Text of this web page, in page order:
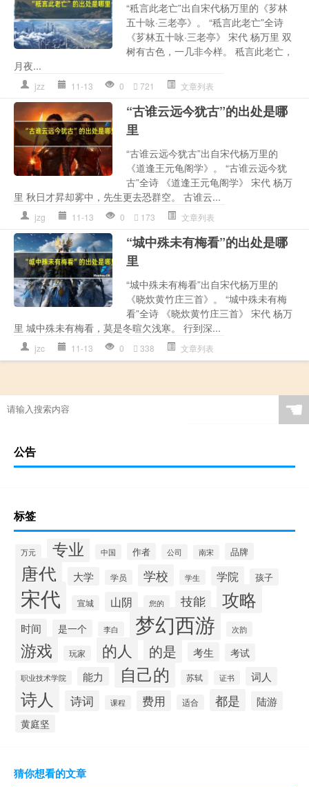
“秪言此老亡”出自宋代杨万里的《芗林
五十咏·三老亭》。 “秪言此老亡”全诗
《芗林五十咏·三老亭》 宋代 杨万里 双
树有古色，一几非今样。 秪言此老亡，
月夜...
jzz 11-13 0 721 文章列表
“古谁云远今犹古”的出处是哪
里
“古谁云远今犹古”出自宋代杨万里的
《道逢王元龟阁学》。 “古谁云远今犹
古”全诗 《道逢王元龟阁学》 宋代 杨万
里 秋日才昇却雾中，先生更去恐群空。 古谁云...
jzg 11-13 0 173 文章列表
“城中殊未有梅看”的出处是哪
里
“城中殊未有梅看”出自宋代杨万里的
《晓炊黄竹庄三首》。 “城中殊未有梅
看”全诗 《晓炊黄竹庄三首》 宋代 杨万
里 城中殊未有梅看，莫是冬暄欠浅寒。 行到深...
jzc 11-13 0 338 文章列表
☚
公告
标签
万元 专业 中国 作者 公司 南宋 品牌
唐代 大学 学员 学校 学生 学院 孩子
宋代 宣城 山阴 您的 技能 攻略
时间 是一个 李白 梦幻西游 次韵
游戏 玩家 的人 的是 考生 考试
职业技术学院 能力 自己的 苏轼 证书 词人
诗人 诗词 课程 费用 适合 都是 陆游
黄庭坚
猜你想看的文章